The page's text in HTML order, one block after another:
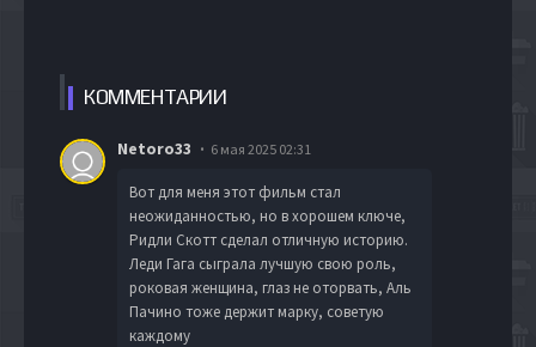
КОММЕНТАРИИ
Netoro33 6 мая 2025 02:31
Вот для меня этот фильм стал
неожиданностью, но в хорошем ключе,
Ридли Скотт сделал отличную историю.
Леди Гага сыграла лучшую свою роль,
роковая женщина, глаз не оторвать, Аль
Пачино тоже держит марку, советую
каждому